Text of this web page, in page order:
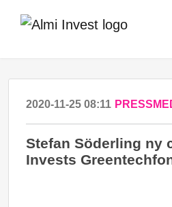
2020-11-25 08:11
Stefan Söderling ny
Invests